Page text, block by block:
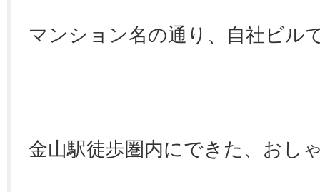
マンション名の通り、自社ビル
金山駅徒歩圏内にできた、おし